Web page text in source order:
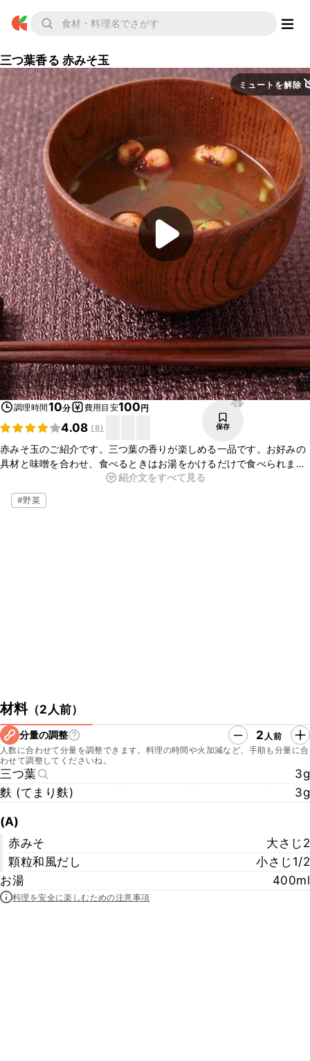
三つ葉香る 赤みそ玉
ミュートを解除
調理時間10分 費用目安100円
4.08 (8)
261
保存
赤みそ玉のご紹介です。三つ葉の香りが楽しめる一品です。お好みの
具材と味噌を合わせ、食べるときはお湯をかけるだけで食べられま
す。お好みの具材を組み合わせ、バリエーションを増やしていくのも
楽しいですね。ぜひ、お試しください。
紹介文をすべて見る
#野菜
材料（2人前）
分量の調整 2 人前
人数に合わせて分量を調整できます。料理の時間や火加減など、手順も分量に合
わせて調整してくださいね。
三つ葉
3g
麩 (てまり麩)
3g
(A)
赤みそ
大さじ2
顆粒和風だし
小さじ1/2
お湯
400ml
料理を安全に楽しむための注意事項